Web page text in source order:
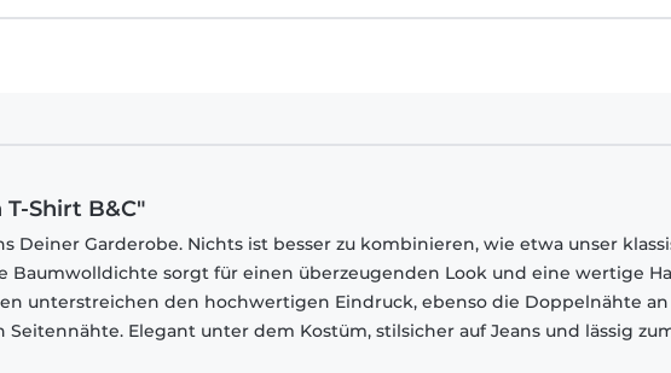
T-Shirt B&C"
Deiner Garderobe. Nichts ist besser zu kombinieren, wie etwa unser
Baumwolldichte sorgt für einen überzeugenden Look und eine wertige
unterstreichen den hochwertigen Eindruck, ebenso die Doppelnähte
Elegant unter dem Kostüm, stilsicher auf Jeans und lässig